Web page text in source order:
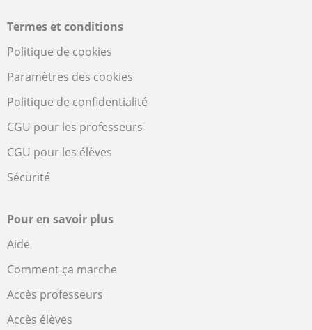
Termes et conditions
Politique de cookies
Paramètres des cookies
Politique de confidentialité
CGU pour les professeurs
CGU pour les élèves
Sécurité
Pour en savoir plus
Aide
Comment ça marche
Accès professeurs
Accès élèves